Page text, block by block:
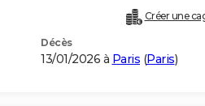
Créer une
Décès
13/01/2026 à Paris (Paris)